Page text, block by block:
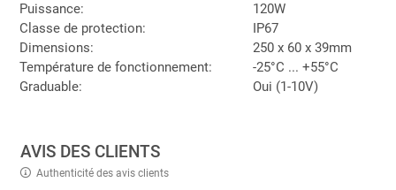
Puissance:
120W
Classe de protection:
IP67
Dimensions:
250 x 60 x 39mm
Température de fonctionnement:
-25°C ... +55°C
Graduable:
Oui (1-10V)
AVIS DES CLIENTS
Authenticité des avis clients